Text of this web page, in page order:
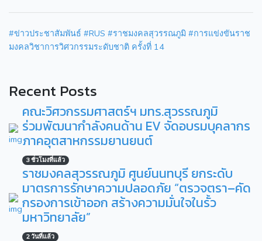
#ข่าวประชาสัมพันธ์ #RUS #ราชมงคลสุวรรณภูมิ #การแข่งขันราช
มงคลวิชาการวิศวกรรมระดับชาติ ครั้งที่ 14
Recent Posts
คณะวิศวกรรมศาสตร์ฯ มทร.สุวรรณภูมิ
ร่วมพัฒนากำลังคนด้าน EV จัดอบรมบุคลากร
ภาคอุตสาหกรรมยานยนต์
3 ชั่วโมงที่แล้ว
ราชมงคลสุวรรณภูมิ ศูนย์นนทบุรี ยกระดับ
มาตรการรักษาความปลอดภัย “ตรวจตรา–คัด
กรองการเข้าออก สร้างความมั่นใจในรั้ว
มหาวิทยาลัย”
2 วันที่แล้ว